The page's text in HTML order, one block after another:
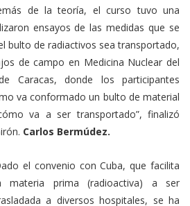
de la teoría, el curso tuvo una
ensayos de las medidas que se
bulto de radiactivos sea transportado,
de campo en Medicina Nuclear del
Caracas, donde los participantes
va conformado un bulto de material
va a ser transportado”, finalizó
Carlos Bermúdez.
el convenio con Cuba, que facilita
materia prima (radioactiva) a ser
a diversos hospitales, se ha